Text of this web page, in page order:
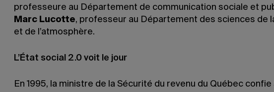
professeure au Département de communication sociale et
Marc Lucotte, professeur au Département des sciences de
et de l’atmosphère.
L’État social 2.0 voit le jour
En 1995, la ministre de la Sécurité du revenu du Québec confie